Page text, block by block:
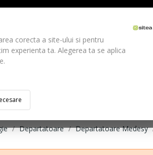
corecta a site-ului si pentru
experienta ta. Alegerea ta se aplica
stocurilor inainte de
Departatoare Departatoare Medesy